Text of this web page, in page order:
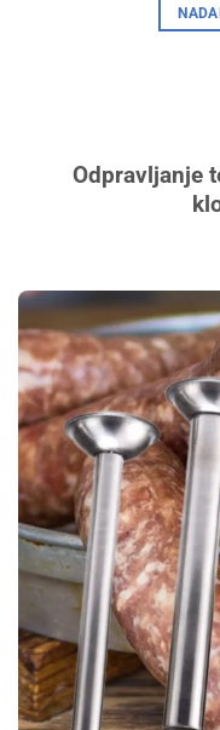
Odpravljanje